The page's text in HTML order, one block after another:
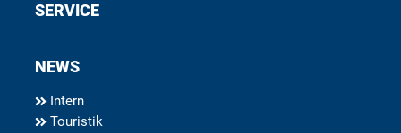
SERVICE
NEWS
Intern
Touristik